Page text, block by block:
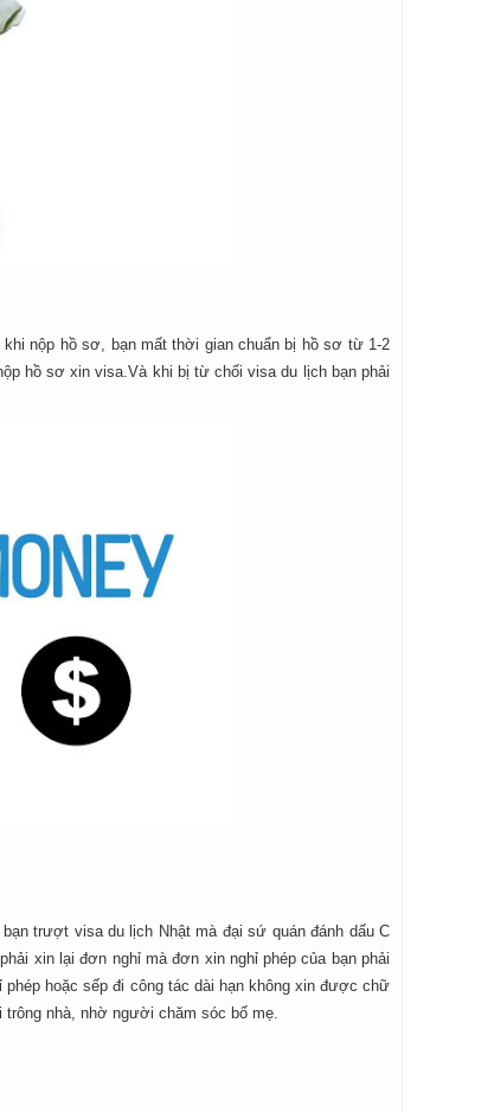
nộp hồ sơ, bạn mất thời gian chuẩn bị hồ sơ từ 1-2
hồ sơ xin visa.Và khi bị từ chối visa du lịch bạn phải
trượt visa du lịch Nhật mà đại sứ quán đánh dấu C
xin lại đơn nghỉ mà đơn xin nghỉ phép của bạn phải
hoặc sếp đi công tác dài hạn không xin được chữ
nhà, nhờ người chăm sóc bố mẹ.